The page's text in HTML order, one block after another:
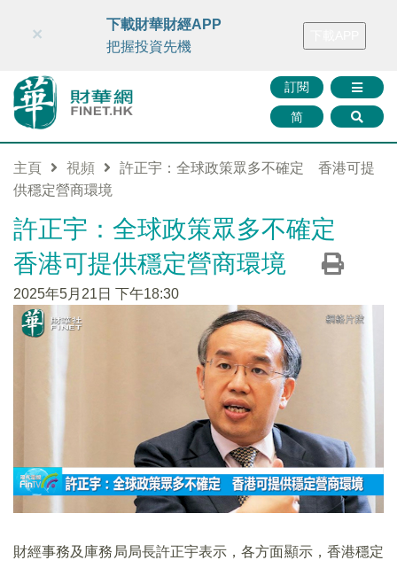
財華智庫網 FINTV FINMETA 財華證券 媒體矩陣
訂閱
简
×
下載財華財經APP
把握投資先機
主頁 視頻
許正宇：全球政策眾多不確定 香港可提
供穩定營商環境
許正宇：全球政策眾多不確定
香港可提供穩定營商環境
2025年5月21日 下午18:30
財經事務及庫務局局長許正宇表示，各方面顯示，香港穩定